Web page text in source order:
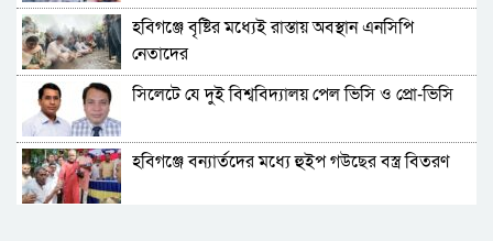
হবিগঞ্জে বৃষ্টির মধ্যেই রাস্তায় অবস্থান এনসিপি
নেতাদের
সিলেটে যে দুই বিশ্ববিদ্যালয় পেল ভিসি ও প্রো-ভিসি
হবিগঞ্জে বন্যার্তদের মধ্যে হুইপ গউছের বস্ত্র বিতরণ